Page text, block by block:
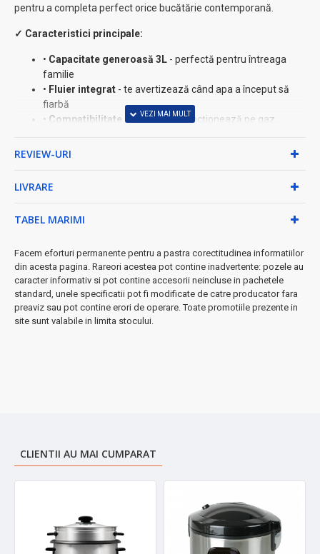
pentru a completa perfect orice bucătărie contemporană.
✓ Caracteristici principale:
• Capacitate generoasă 3L - perfectă pentru întreaga
familie
• Fluier integrat - te avertizează când apa a început să
fiarbă
• Compatibilitate universală- funcționează pe gaz,
•Baza extinsă
✓ Material rezistent la coroziune și uzură
✓ Curățare simplă și rapidă
✓ Marcaj vizibil pentru capacitatea maximă
✓ Încălzire rapidă datorită materialelor premium
Ideal pentru prepararea ceaiului, cafelei sau a oricărei băuturi
calde.Designul elegant și materialele de calitate superioară fac
REVIEW-URI
LIVRARE
TABEL MARIMI
Facem eforturi permanente pentru a pastra corectitudinea informatiilor
din acesta pagina. Rareori acestea pot contine inadvertente: pozele au
caracter informativ si pot contine accesorii neincluse in pachetele
standard, unele specificatii pot fi modificate de catre producator fara
preaviz sau pot contine erori de operare. Toate promotiile prezente in
site sunt valabile in limita stocului.
CLIENTII AU MAI CUMPARAT